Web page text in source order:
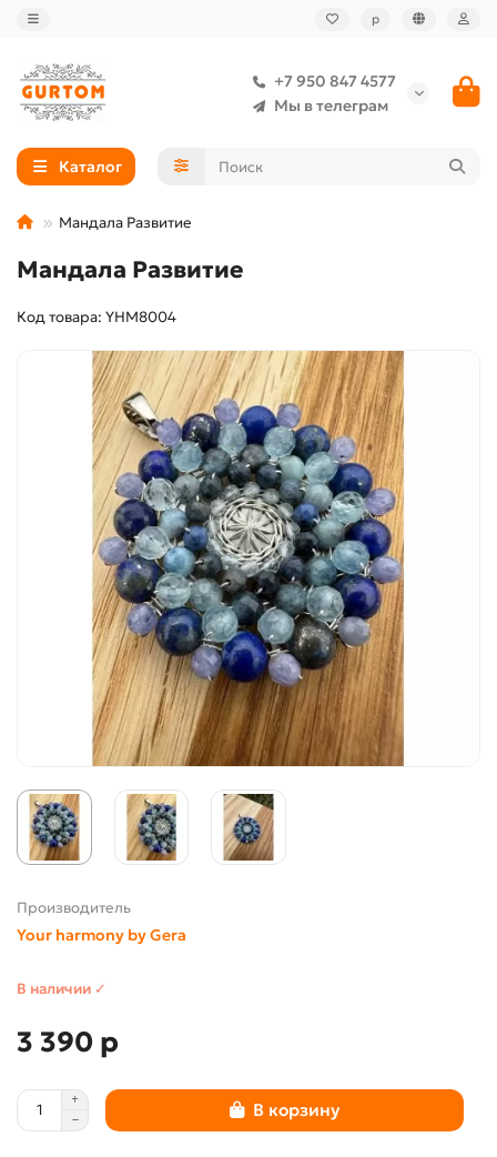
р
+7 950 847 4577
Мы в телеграм
Каталог
Мандала Развитие
Мандала Развитие
Код товара: YHM8004
Производитель
Your harmony by Gera
В наличии ✓
3 390 р
В корзину